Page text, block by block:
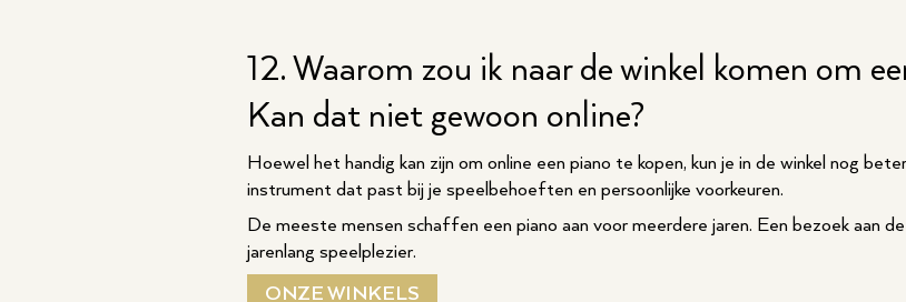
12. Waarom zou ik naar de winkel komen om
Kan dat niet gewoon online?
Hoewel het handig kan zijn om online een piano te kopen, kun je in de winkel nog
instrument dat past bij je speelbehoeften en persoonlijke voorkeuren.
De meeste mensen schaffen een piano aan voor meerdere jaren. Een bezoek aan
jarenlang speelplezier.
ONZE WINKELS